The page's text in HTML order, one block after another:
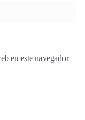
en este navegador